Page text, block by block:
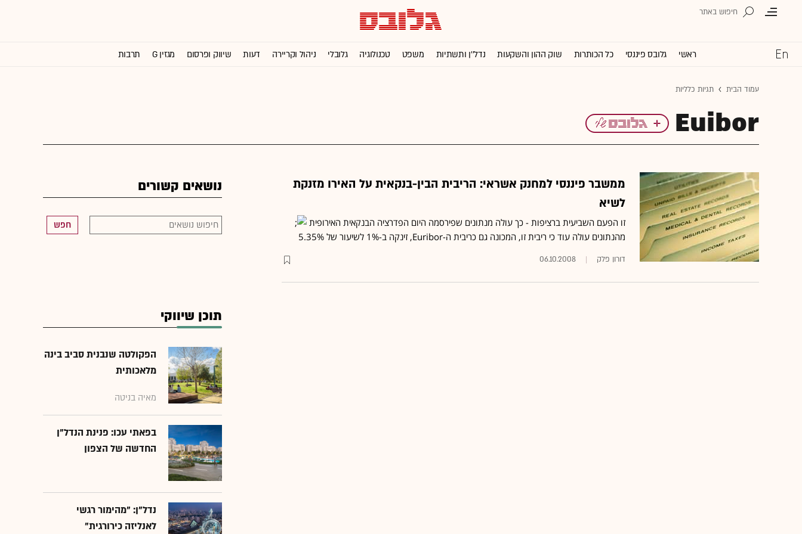
ראשי גלובס פיננסי כל הכותרות שוק ההון והשקעות נדל''ן ותשתיות משפט טכנולוגיה גלובלי ניהול וקריירה דעות שיווק ופרסום מגזין G תרבות
עמוד הבית תגיות כלליות
Euibor
ממשבר פיננסי למחנק אשראי: הריבית הבין-בנקאית על האירו מזנקת
לשיא
זו הפעם השביעית ברציפות - כך עולה מנתונים שפירסמה היום הפדרציה הבנקאית האירופית
מהנתונים עולה עוד כי ריבית זו, המכונה גם כריבית ה-Euribor, זינקה ב-1% לשיעור של 5.35%
דורון פלק 06.10.2008
נושאים קשורים
חפש
תוכן שיווקי
הפקולטה שנבנית סביב בינה
מלאכותית
מאיה בניטה
בפאתי עכו: פנינת הנדל"ן
החדשה של הצפון
נדל"ן: "מהימור רגשי
לאנליזה כירורגית"